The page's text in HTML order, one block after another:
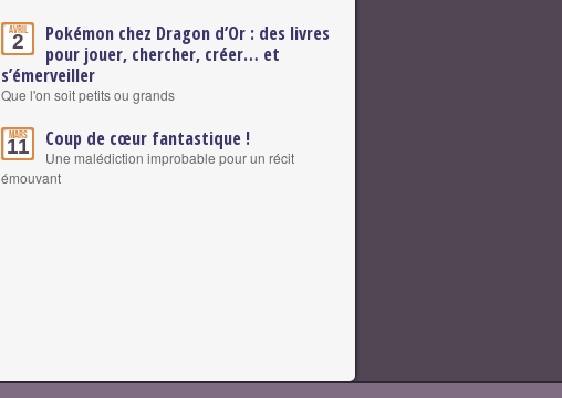
Avril
2
Pokémon chez Dragon d’Or : des livres
pour jouer, chercher, créer… et
s’émerveiller
Que l'on soit petits ou grands
Mars
11 Coup de cœur fantastique !
Une malédiction improbable pour un récit
émouvant